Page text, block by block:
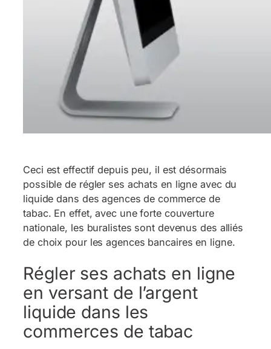
Ceci est effectif depuis peu, il est désormais
possible de régler ses achats en ligne avec du
liquide dans des agences de commerce de
tabac. En effet, avec une forte couverture
nationale, les buralistes sont devenus des alliés
de choix pour les agences bancaires en ligne.
Régler ses achats en ligne
en versant de l’argent
liquide dans les
commerces de tabac